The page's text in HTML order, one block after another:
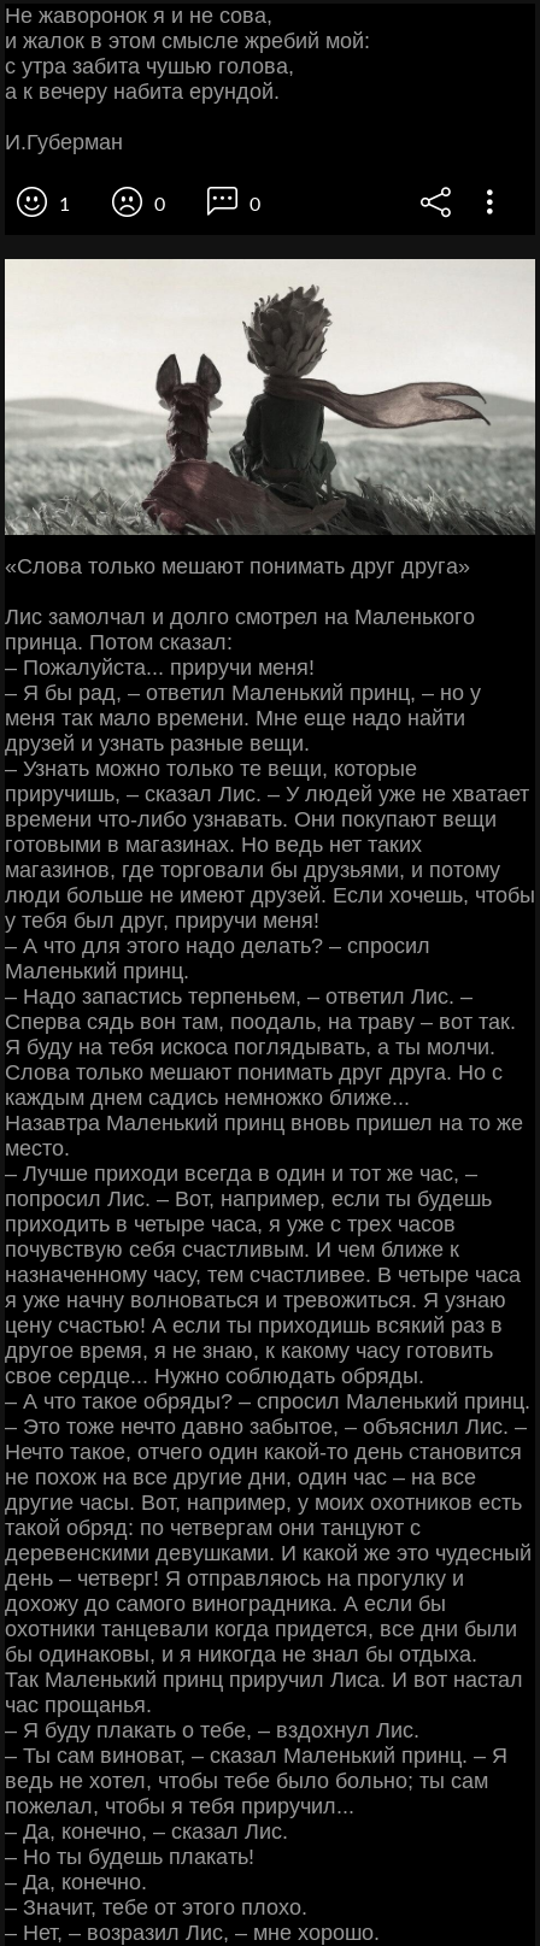
Не жаворонок я и не сова,
и жалок в этом смысле жребий мой:
с утра забита чушью голова,
а к вечеру набита ерундой.
И.Губерман
1 0 0
«Слова только мешают понимать друг друга»
Лис замолчал и долго смотрел на Маленького
принца. Потом сказал:
‒ Пожалуйста... приручи меня!
‒ Я бы рад, ‒ ответил Маленький принц, ‒ но у
меня так мало времени. Мне еще надо найти
друзей и узнать разные вещи.
‒ Узнать можно только те вещи, которые
приручишь, ‒ сказал Лис. ‒ У людей уже не хватает
времени что-либо узнавать. Они покупают вещи
готовыми в магазинах. Но ведь нет таких
магазинов, где торговали бы друзьями, и потому
люди больше не имеют друзей. Если хочешь, чтобы
у тебя был друг, приручи меня!
‒ А что для этого надо делать? ‒ спросил
Маленький принц.
‒ Надо запастись терпеньем, ‒ ответил Лис. ‒
Сперва сядь вон там, поодаль, на траву ‒ вот так.
Я буду на тебя искоса поглядывать, а ты молчи.
Слова только мешают понимать друг друга. Но с
каждым днем садись немножко ближе...
Назавтра Маленький принц вновь пришел на то же
место.
‒ Лучше приходи всегда в один и тот же час, ‒
попросил Лис. ‒ Вот, например, если ты будешь
приходить в четыре часа, я уже с трех часов
почувствую себя счастливым. И чем ближе к
назначенному часу, тем счастливее. В четыре часа
я уже начну волноваться и тревожиться. Я узнаю
цену счастью! А если ты приходишь всякий раз в
другое время, я не знаю, к какому часу готовить
свое сердце... Нужно соблюдать обряды.
‒ А что такое обряды? ‒ спросил Маленький принц.
‒ Это тоже нечто давно забытое, ‒ объяснил Лис. ‒
Нечто такое, отчего один какой-то день становится
не похож на все другие дни, один час ‒ на все
другие часы. Вот, например, у моих охотников есть
такой обряд: по четвергам они танцуют с
деревенскими девушками. И какой же это чудесный
день ‒ четверг! Я отправляюсь на прогулку и
дохожу до самого виноградника. А если бы
охотники танцевали когда придется, все дни были
бы одинаковы, и я никогда не знал бы отдыха.
Так Маленький принц приручил Лиса. И вот настал
час прощанья.
‒ Я буду плакать о тебе, ‒ вздохнул Лис.
‒ Ты сам виноват, ‒ сказал Маленький принц. ‒ Я
ведь не хотел, чтобы тебе было больно; ты сам
пожелал, чтобы я тебя приручил...
‒ Да, конечно, ‒ сказал Лис.
‒ Но ты будешь плакать!
‒ Да, конечно.
‒ Значит, тебе от этого плохо.
‒ Нет, ‒ возразил Лис, ‒ мне хорошо.